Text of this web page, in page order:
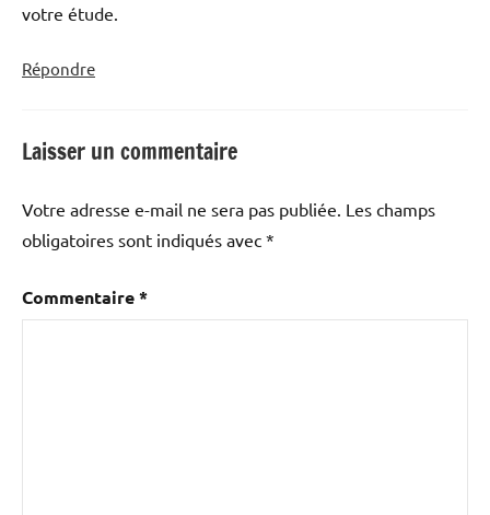
votre étude.
Répondre
Laisser un commentaire
Votre adresse e-mail ne sera pas publiée. Les champs
obligatoires sont indiqués avec *
Commentaire*